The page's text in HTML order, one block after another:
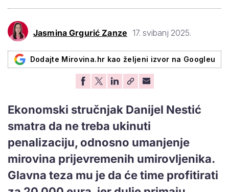
Jasmina Grgurić Zanze 17. svibanj 2025.
Dodajte Mirovina.hr kao željeni izvor na Googleu
Ekonomski stručnjak Danijel Nestić
smatra da ne treba ukinuti
penalizaciju, odnosno umanjenje
mirovina prijevremenih umirovljenika.
Glavna teza mu je da će time profitirati